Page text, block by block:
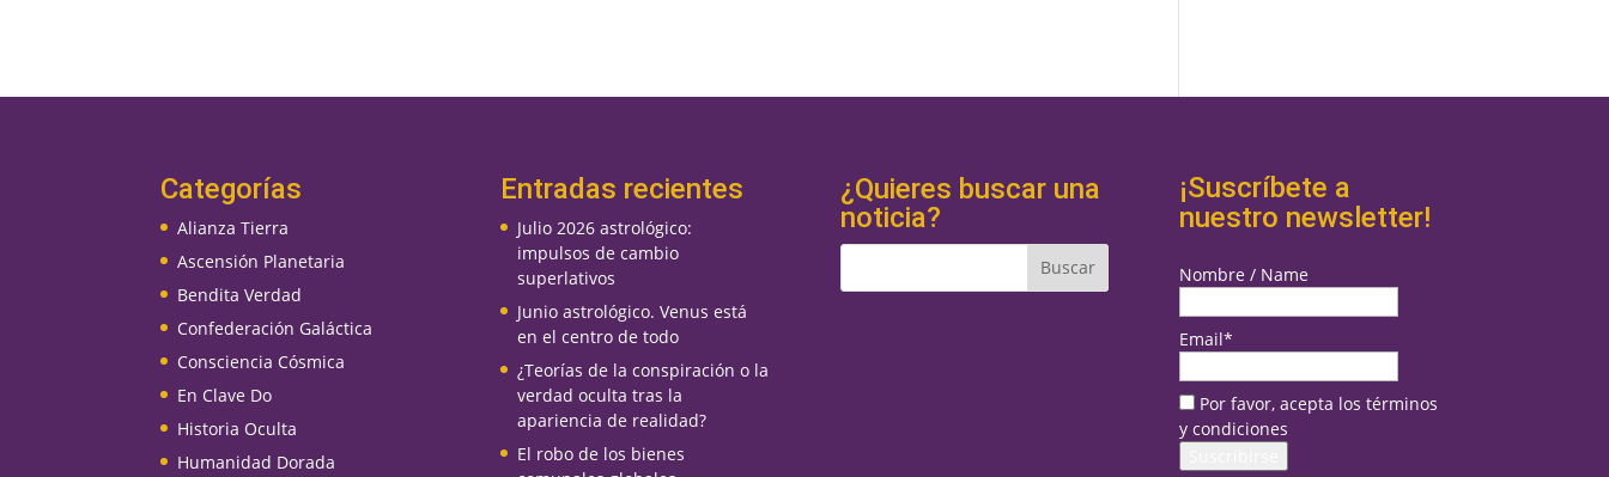
Categorías
Alianza Tierra
Ascensión Planetaria
Bendita Verdad
Confederación Galáctica
Consciencia Cósmica
En Clave Do
Historia Oculta
Humanidad Dorada
Entradas recientes
Julio 2026 astrológico:
impulsos de cambio
superlativos
Junio astrológico. Venus está
en el centro de todo
¿Teorías de la conspiración o la
verdad oculta tras la
apariencia de realidad?
El robo de los bienes
¿Quieres buscar una
noticia?
¡Suscríbete a
nuestro newsletter!
Nombre / Name
Email*
Por favor, acepta los términos
y condiciones